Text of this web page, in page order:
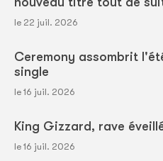
le 22 juil. 2026
Ceremony assombrit
single
le 16 juil. 2026
King Gizzard, rave
le 16 juil. 2026